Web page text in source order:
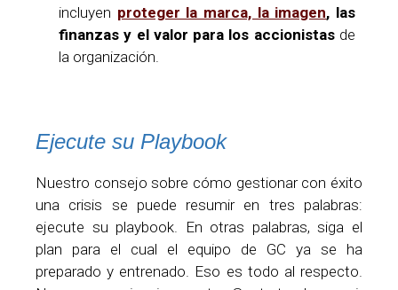
incluyen proteger la marca, la imagen, las
finanzas y el valor para los accionistasde
la organización.
Ejecute su Playbook
Nuestro consejo sobre cómo gestionar con éxito
una crisis se puede resumir en tres palabras:
ejecute su playbook. En otras palabras, siga el
plan para el cual el equipo de GC ya se ha
preparado y entrenado. Eso es todo al respecto.